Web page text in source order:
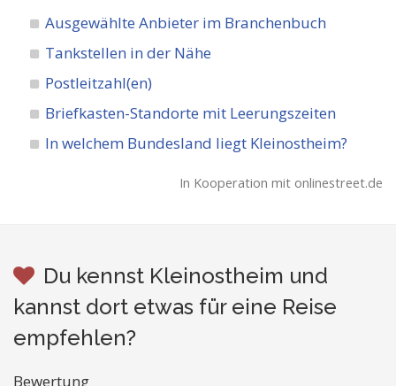
Ausgewählte Anbieter im Branchenbuch
Tankstellen in der Nähe
Postleitzahl(en)
Briefkasten-Standorte mit Leerungszeiten
In welchem Bundesland liegt Kleinostheim?
In Kooperation mit onlinestreet.de
Du kennst Kleinostheim und
kannst dort etwas für eine Reise
empfehlen?
Bewertung